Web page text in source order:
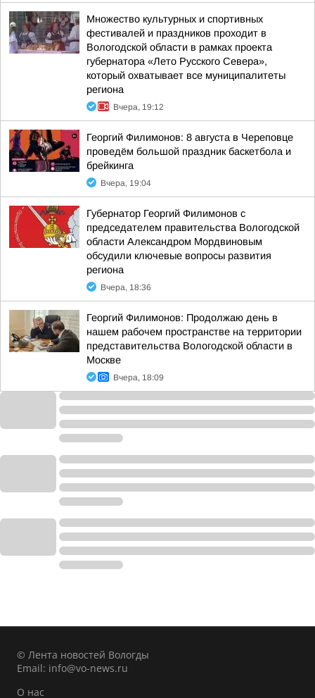
Множество культурных и спортивных
фестивалей и праздников проходит в
Вологодской области в рамках проекта
губернатора «Лето Русского Севера»,
который охватывает все муниципалитеты
региона
Вчера, 19:12
Георгий Филимонов: 8 августа в Череповце
проведём большой праздник баскетбола и
брейкинга
Вчера, 19:04
Губернатор Георгий Филимонов с
председателем правительства Вологодской
области Александром Мордвиновым
обсудили ключевые вопросы развития
региона
Вчера, 18:36
Георгий Филимонов: Продолжаю день в
нашем рабочем пространстве на территории
представительства Вологодской области в
Москве
Вчера, 18:09
© Лента новостей Вологды
Email: info@vo-news.ru
О нас